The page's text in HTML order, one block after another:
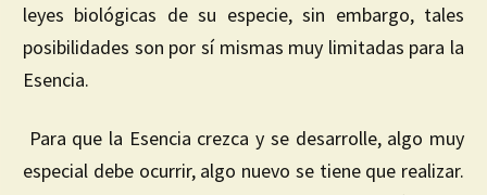
leyes biológicas de su especie, sin embargo, tales
posibilidades son por sí mismas muy limitadas para la
Esencia.
Para que la Esencia crezca y se desarrolle, algo muy
especial debe ocurrir, algo nuevo se tiene que realizar.